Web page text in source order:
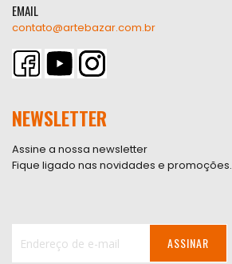
EMAIL
contato@artebazar.com.br
NEWSLETTER
Assine a nossa newsletter
Fique ligado nas novidades e promoções.
ASSINAR